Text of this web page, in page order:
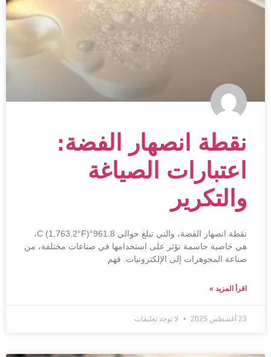
نقطة انصهار الفضة:
اعتبارات الصياغة
والتكرير
نقطة انصهار الفضة، والتي تبلغ حوالي 961.8°C (1,763.2°F)،
هي خاصية حاسمة تؤثر على استخدامها في صناعات مختلفة، من
صناعة المجوهرات إلى الإلكترونيات. فهم
اقرأ المزيد »
23 أغسطس 2025 لا توجد تعليقات